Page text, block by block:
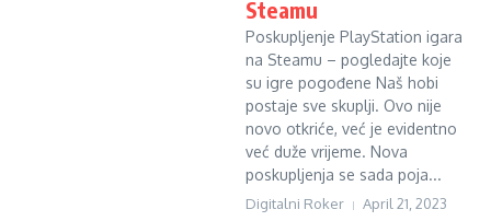
Steamu
Poskupljenje PlayStation igara
na Steamu – pogledajte koje
su igre pogođene Naš hobi
postaje sve skuplji. Ovo nije
novo otkriće, već je evidentno
već duže vrijeme. Nova
poskupljenja se sada poja...
Digitalni Roker April 21, 2023